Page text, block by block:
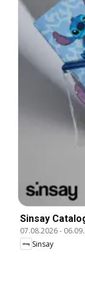
Sinsay
07.08.2026-
Sinsay